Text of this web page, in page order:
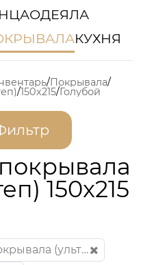
ОДЕЯЛА
КУХНЯ
Покрывала
150х215 Голубой
150x215
Покрывала (ультрастеп)